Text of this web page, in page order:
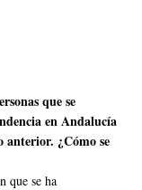
que se
en Andalucía
anterior. ¿Cómo se
que se ha